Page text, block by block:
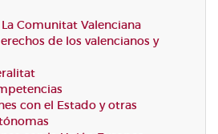
La Comunitat Valenciana
de los valencianos y
con el Estado y otras